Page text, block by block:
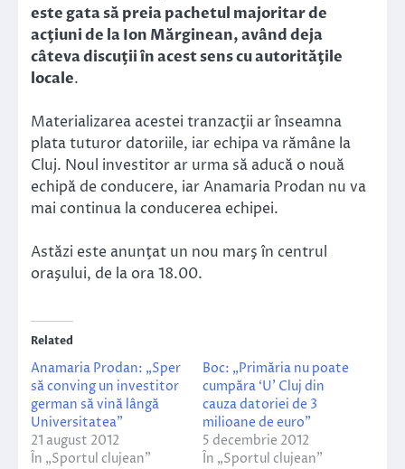
este gata să preia pachetul majoritar de
acţiuni de la Ion Mărginean, având deja
câteva discuţii în acest sens cu autorităţile
locale.
Materializarea acestei tranzacţii ar înseamna
plata tuturor datoriile, iar echipa va rămâne la
Cluj. Noul investitor ar urma să aducă o nouă
echipă de conducere, iar Anamaria Prodan nu va
mai continua la conducerea echipei.
Astăzi este anunţat un nou marş în centrul
oraşului, de la ora 18.00.
Related
Anamaria Prodan: „Sper
să conving un investitor
german să vină lângă
Universitatea”
21 august 2012
În „Sportul clujean”
Boc: „Primăria nu poate
cumpăra ‘U’ Cluj din
cauza datoriei de 3
milioane de euro”
5 decembrie 2012
În „Sportul clujean”